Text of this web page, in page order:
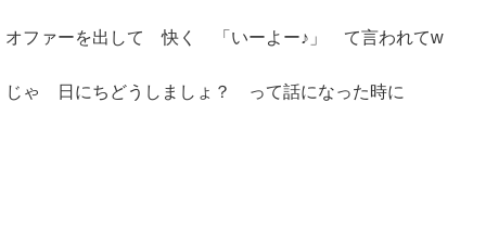
オファーを出して 快く 「いーよー♪」 て言われてw
じゃ 日にちどうしましょ？ って話になった時に